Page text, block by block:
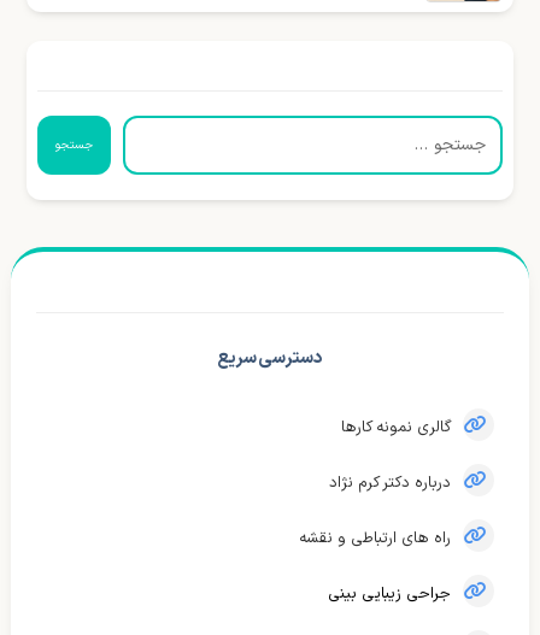
جستجو
دسترسی سریع
گالری نمونه کارها
درباره دکتر کرم نژاد
راه های ارتباطی و نقشه
جراحی زیبایی بینی